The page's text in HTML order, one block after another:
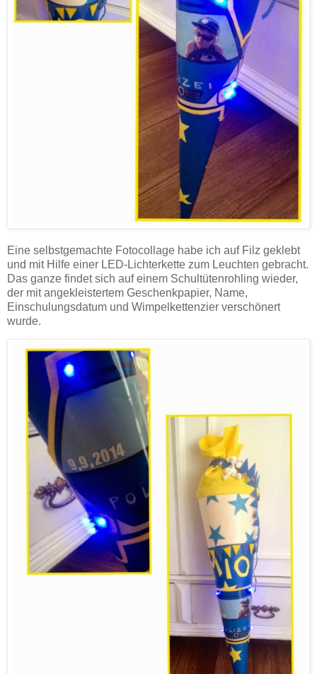
Eine selbstgemachte Fotocollage habe ich auf Filz geklebt
und mit Hilfe einer LED-Lichterkette zum Leuchten gebracht.
Das ganze findet sich auf einem Schultütenrohling wieder,
der mit angekleistertem Geschenkpapier, Name,
Einschulungsdatum und Wimpelkettenzier verschönert
wurde.